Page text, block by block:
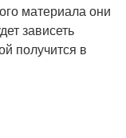
материала они
зависеть
получится в